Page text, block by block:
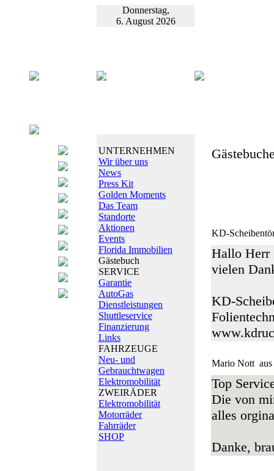
Donnerstag,
6. August 2026
UNTERNEHMEN
Wir über uns
News
Press Kit
Golden Moments
Das Team
Standorte
Aktionen
Events
Florida Immobilien
Gästebuch
SERVICE
Garantie
AutoGas
Dienstleistungen
Shuttleservice
Finanzierung
Links
FAHRZEUGE
Neu- und
Gebrauchtwagen
Elektromobilität
ZWEIRÄDER
Elektromobilität
Motorräder
Fahrräder
SHOP
KD-
Hallo Herr
vielen
KD-
Mario Nott
Top
Die von
alles
Danke,